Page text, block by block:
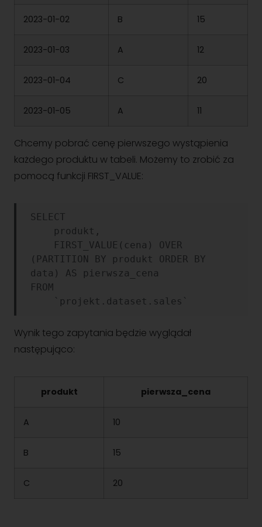
2023-01-02 B 15
2023-01-03 A 12
2023-01-04 C 20
2023-01-05 A 11
Chcemy pobrać cenę pierwszego wystąpienia
każdego produktu w tabeli. Możemy to zrobić za
pomocą funkcji FIRST_VALUE:
SELECT
(PARTITION BY produkt ORDER BY
data) AS pierwsza_cena
FROM
Wynik tego zapytania będzie wyglądał
następująco:
produkt pierwsza_cena
A 10
B 15
C 20